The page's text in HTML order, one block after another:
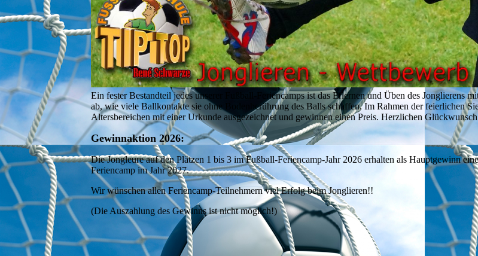
Ein fester Bestandteil jedes unserer Fußball-Feriencamps ist das Erlernen und Üben des Jonglierens
ab, wie viele Ballkontakte sie ohne Bodenberührung des Balls schaffen. Im Rahmen der feierlichen
Altersbereichen mit einer Urkunde ausgezeichnet und gewinnen einen Preis. Herzlichen
Gewinnaktion 2026:
Die Jongleure auf den Plätzen 1 bis 3 im Fußball-Feriencamp-Jahr 2026 erhalten als Hauptgewinn
Feriencamp im Jahr 2027.
Wir wünschen allen Feriencamp-Teilnehmern viel Erfolg beim Jonglieren!!
(Die Auszahlung des Gewinns ist nicht möglich!)